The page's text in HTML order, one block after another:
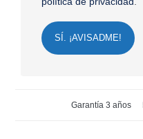
SÍ. ¡AVISADME!
Garantía 3 años